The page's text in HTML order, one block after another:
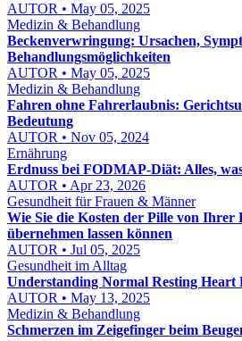
AUTOR • May 05, 2025
Medizin & Behandlung
Beckenverwringung: Ursachen,
Behandlungsmöglichkeiten
AUTOR • May 05, 2025
Medizin & Behandlung
Fahren ohne Fahrerlaubnis:
Bedeutung
AUTOR • Nov 05, 2024
Ernährung
Erdnuss bei FODMAP-Diät: Alles,
AUTOR • Apr 23, 2026
Gesundheit für Frauen & Männer
Wie Sie die Kosten der Pille von Ihrer
übernehmen lassen können
AUTOR • Jul 05, 2025
Gesundheit im Alltag
Understanding Normal Resting Heart
AUTOR • May 13, 2025
Medizin & Behandlung
Schmerzen im Zeigefinger beim